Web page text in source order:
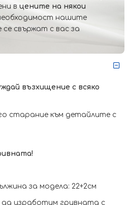
в цените на някои
нашите
свържат с вас за
възхищение с всяко
старание към детайлите с
за модела: 22+2см
изработим гривната с